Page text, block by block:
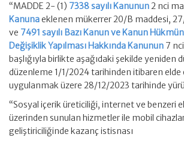
“MADDE 2- (1) 7338 sayılı Kanunun2 nci
Kanunaeklenen mükerrer 20/B maddesi,
ve 7491 sayılı Bazı Kanun ve Kanun
Değişiklik Yapılması Hakkında Kanunun 7
başlığıyla birlikte aşağıdaki şekilde yeniden
düzenleme 1/1/2024 tarihinden itibaren elde
uygulanmak üzere 28/12/2023 tarihinde
“Sosyal içerik üreticiliği, internet ve benzeri
üzerinden sunulan hizmetler ile mobil
geliştiriciliğinde kazanç istisnası